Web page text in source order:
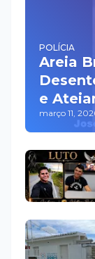
POLÍCIA
Areia
e
março 11,